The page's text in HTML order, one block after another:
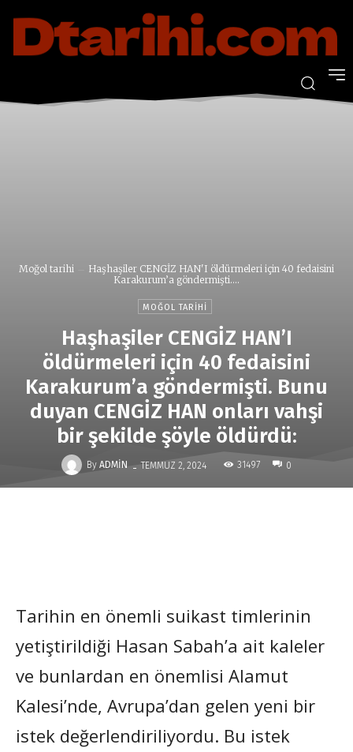
Moğol tarihi
Haşhaşiler CENGİZ HAN'I öldürmeleri için 40 fedaisini
Karakurum’a göndermişti....
MOĞOL TARIHI
Haşhaşiler CENGİZ HAN’I
öldürmeleri için 40 fedaisini
Karakurum’a göndermişti. Bunu
duyan CENGİZ HAN onları vahşi
bir şekilde şöyle öldürdü:
By ADMIN - TEMMUZ 2, 2024 31497 0
Tarihin en önemli suikast timlerinin
yetiştirildiği Hasan Sabah’a ait kaleler
ve bunlardan en önemlisi Alamut
Kalesi’nde, Avrupa’dan gelen yeni bir
istek değerlendiriliyordu. Bu istek